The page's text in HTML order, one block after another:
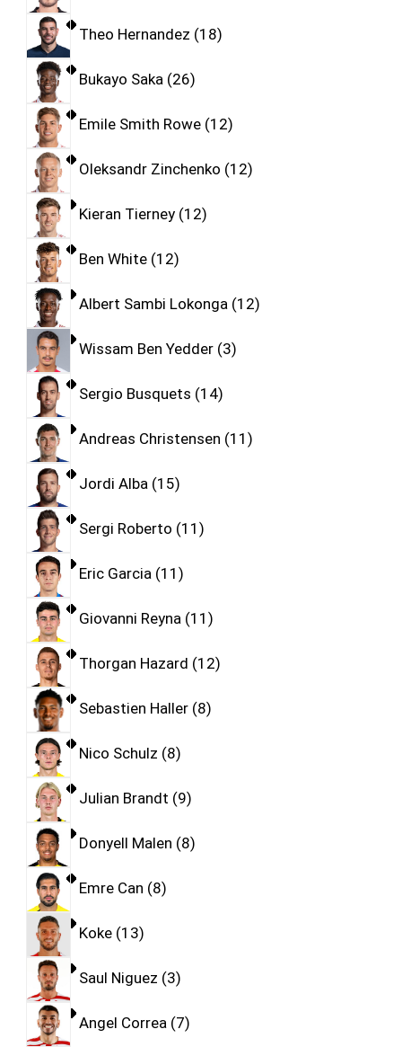
Theo Hernandez 18
Bukayo Saka 26
Emile Smith Rowe 12
Oleksandr Zinchenko 12
Kieran Tierney 12
Ben White 12
Albert Sambi Lokonga 12
Wissam Ben Yedder 3
Sergio Busquets 14
Andreas Christensen 11
Jordi Alba 15
Sergi Roberto 11
Eric Garcia 11
Giovanni Reyna 11
Thorgan Hazard 12
Sebastien Haller 8
Nico Schulz 8
Julian Brandt 9
Donyell Malen 8
Emre Can 8
Koke 13
Saul Niguez 3
Angel Correa 7